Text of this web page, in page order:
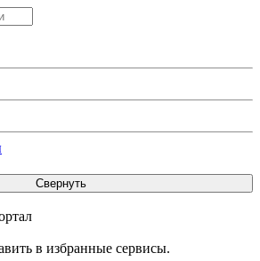
в избранные сервисы.